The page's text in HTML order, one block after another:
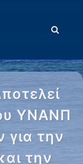
ΥΝΑΝΠ
για την
την